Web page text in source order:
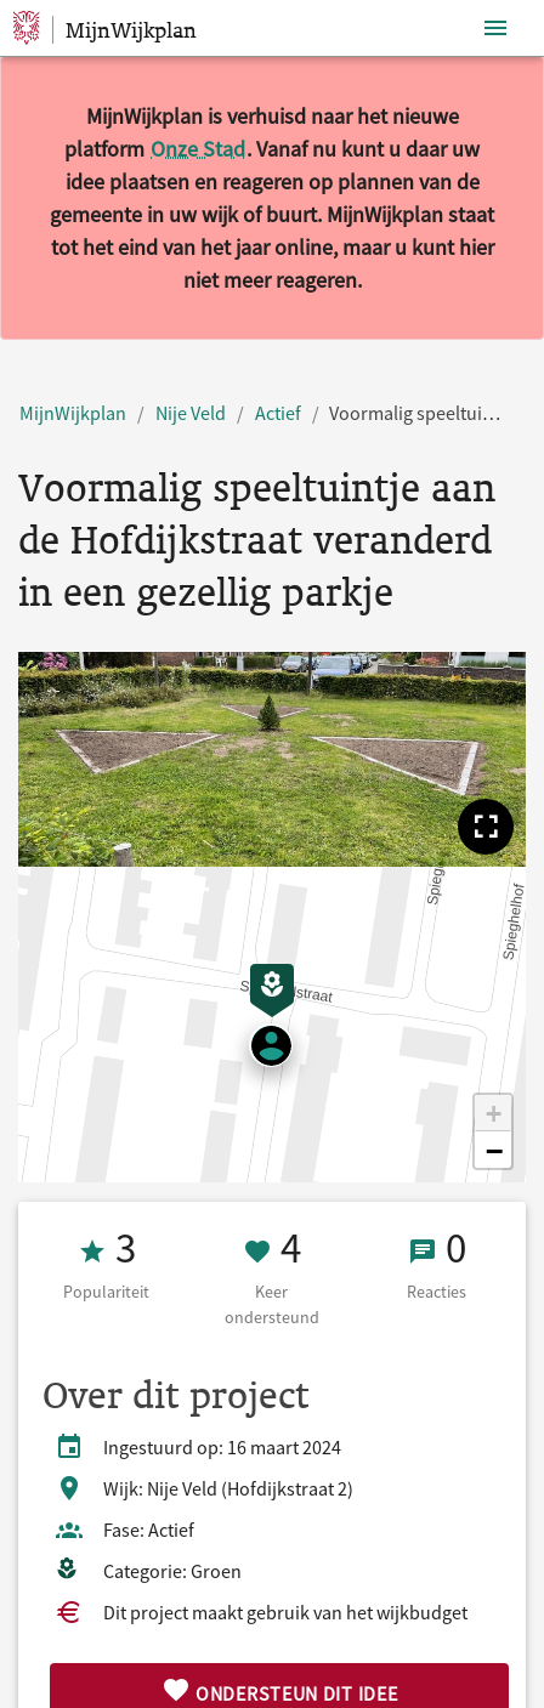
Sla navigatie over
MijnWijkplan
MijnWijkplan is verhuisd naar het nieuwe
platform Onze Stad. Vanaf nu kunt u daar uw
idee plaatsen en reageren op plannen van de
gemeente in uw wijk of buurt. MijnWijkplan staat
tot het eind van het jaar online, maar u kunt hier
niet meer reageren.
MijnWijkplan Nije Veld Actief Voormalig speeltuintje aan de Hofdijkstraat veranderd in een gezellig parkje
Voormalig speeltuintje aan
de Hofdijkstraat veranderd
in een gezellig parkje
+
−
Populariteit 3
3
Populariteit
4 Keer
4
Keer
ondersteund
0 0
Reacties
Over dit project
Ingestuurd op: 16 maart 2024
Wijk: Nije Veld (Hofdijkstraat 2)
Fase: Actief
Categorie: Groen
Dit project maakt gebruik van het wijkbudget
ONDERSTEUN DIT IDEE